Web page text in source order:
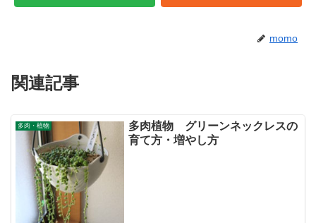
momo
関連記事
多肉・植物
多肉植物 グリーンネックレスの
育て方・増やし方